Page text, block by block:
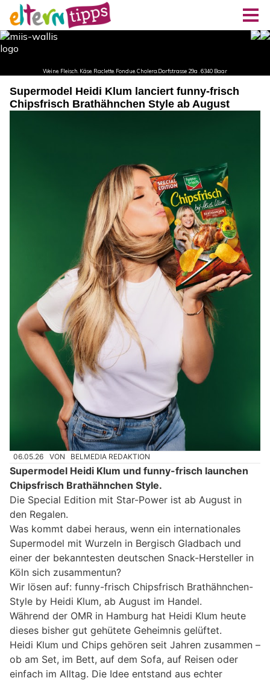
Supermodel Heidi Klum lanciert funny-frisch
Chipsfrisch Brathähnchen Style ab August
06.05.26 VON BELMEDIA REDAKTION
Supermodel Heidi Klum und funny-frisch launchen
Chipsfrisch Brathähnchen Style.
Die Special Edition mit Star-Power ist ab August in
den Regalen.
Was kommt dabei heraus, wenn ein internationales
Supermodel mit Wurzeln in Bergisch Gladbach und
einer der bekanntesten deutschen Snack-Hersteller in
Köln sich zusammentun?
Wir lösen auf: funny-frisch Chipsfrisch Brathähnchen-
Style by Heidi Klum, ab August im Handel.
Während der OMR in Hamburg hat Heidi Klum heute
dieses bisher gut gehütete Geheimnis gelüftet.
Heidi Klum und Chips gehören seit Jahren zusammen –
ob am Set, im Bett, auf dem Sofa, auf Reisen oder
einfach im Alltag. Die Idee entstand aus echter